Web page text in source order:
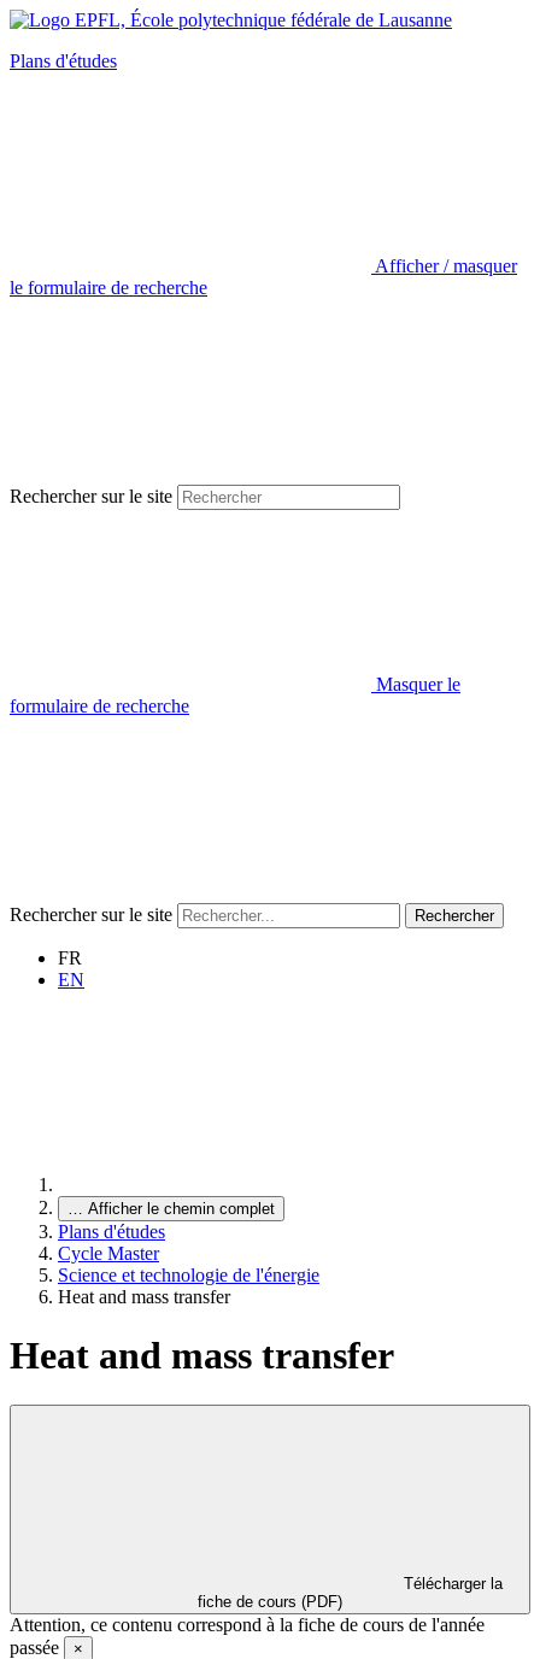
Plans d'études
Afficher / masquer
le formulaire de recherche
Rechercher sur le site
Masquer le
formulaire de recherche
Rechercher sur le site Rechercher
FR
EN
… Afficher le chemin complet
Plans d'études
Cycle Master
Science et technologie de l'énergie
Heat and mass transfer
Heat and mass transfer
fiche de cours (PDF)
Attention, ce contenu correspond à la fiche de cours de l'année
passée
×